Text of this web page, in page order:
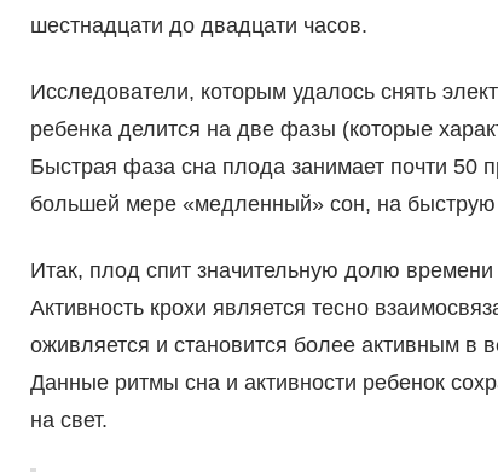
шестнадцати до двадцати часов.
Исследователи, которым удалось снять
ребенка делится на две фазы (которые
Быстрая фаза сна плода занимает почти 50
большей мере «медленный» сон, на быструю
Итак, плод спит значительную долю
Активность крохи является тесно
оживляется и становится более активным в
Данные ритмы сна и активности ребенок
на свет.